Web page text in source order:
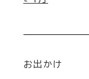
お出かけ